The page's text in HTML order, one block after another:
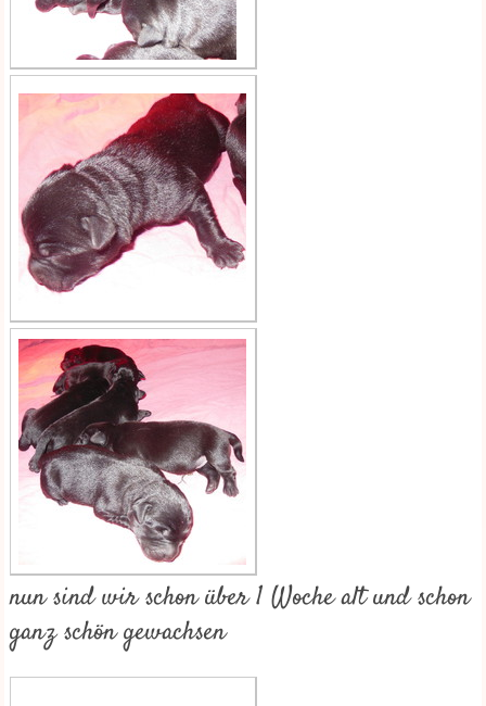
nun sind wir schon über 1 Woche alt und schon
ganz schön gewachsen